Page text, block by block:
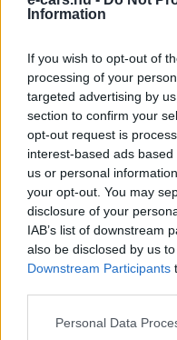
Information
If you wish to opt-out of
processing of your
targeted advertising by
section to confirm your
opt-out request is
interest-based ads
us or personal
your opt-out. You may
disclosure of your
IAB’s list of downstream
also be disclosed by us
Downstream Participants
Personal Data
Az
minden
2026-08-04
9 perc
indulhat
2026-08-05
Dánia
csak
2026-08-07